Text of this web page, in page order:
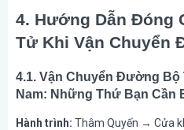
4. Hướng Dẫn Đóng
Tử Khi Vận Chuyển
4.1. Vận Chuyển Đường Bộ
Nam: Những Thứ Bạn Cần
Hành trình: Thâm Quyến → Cửa